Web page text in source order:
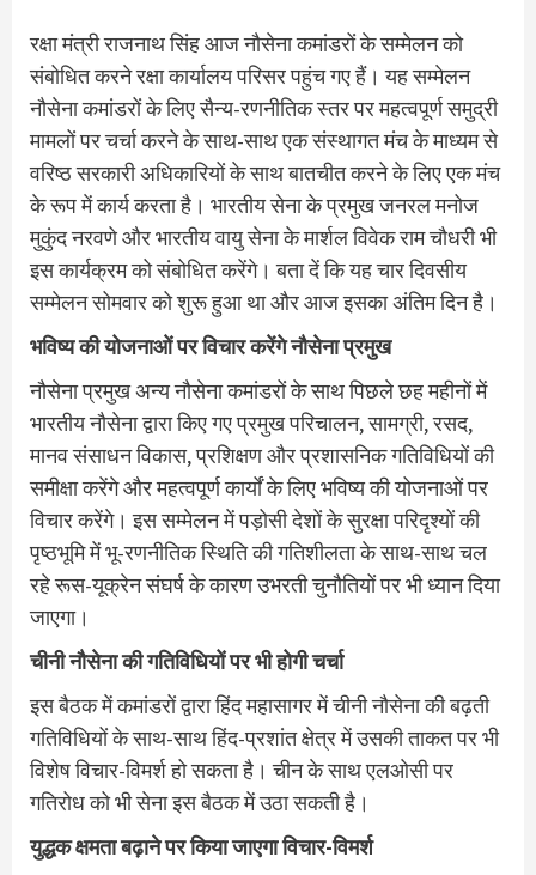
रक्षा मंत्री राजनाथ सिंह आज नौसेना कमांडरों के सम्मेलन को
संबोधित करने रक्षा कार्यालय परिसर पहुंच गए हैं। यह सम्मेलन
नौसेना कमांडरों के लिए सैन्य-रणनीतिक स्तर पर महत्वपूर्ण समुद्री
मामलों पर चर्चा करने के साथ-साथ एक संस्थागत मंच के माध्यम से
वरिष्ठ सरकारी अधिकारियों के साथ बातचीत करने के लिए एक मंच
के रूप में कार्य करता है। भारतीय सेना के प्रमुख जनरल मनोज
मुकुंद नरवणे और भारतीय वायु सेना के मार्शल विवेक राम चौधरी भी
इस कार्यक्रम को संबोधित करेंगे। बता दें कि यह चार दिवसीय
सम्मेलन सोमवार को शुरू हुआ था और आज इसका अंतिम दिन है।
भविष्य की योजनाओं पर विचार करेंगे नौसेना प्रमुख
नौसेना प्रमुख अन्य नौसेना कमांडरों के साथ पिछले छह महीनों में
भारतीय नौसेना द्वारा किए गए प्रमुख परिचालन, सामग्री, रसद,
मानव संसाधन विकास, प्रशिक्षण और प्रशासनिक गतिविधियों की
समीक्षा करेंगे और महत्वपूर्ण कार्यों के लिए भविष्य की योजनाओं पर
विचार करेंगे। इस सम्मेलन में पड़ोसी देशों के सुरक्षा परिदृश्यों की
पृष्ठभूमि में भू-रणनीतिक स्थिति की गतिशीलता के साथ-साथ चल
रहे रूस-यूक्रेन संघर्ष के कारण उभरती चुनौतियों पर भी ध्यान दिया
जाएगा।
चीनी नौसेना की गतिविधियों पर भी होगी चर्चा
इस बैठक में कमांडरों द्वारा हिंद महासागर में चीनी नौसेना की बढ़ती
गतिविधियों के साथ-साथ हिंद-प्रशांत क्षेत्र में उसकी ताकत पर भी
विशेष विचार-विमर्श हो सकता है। चीन के साथ एलओसी पर
गतिरोध को भी सेना इस बैठक में उठा सकती है।
युद्धक क्षमता बढ़ाने पर किया जाएगा विचार-विमर्श